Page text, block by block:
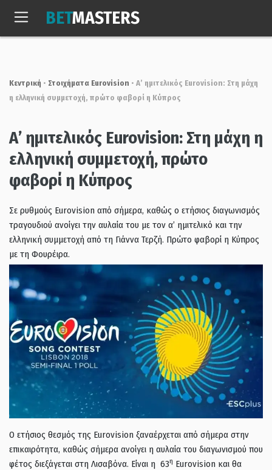
Πεμ, 6 Αυγ. 2026
BETMASTERS
Κεντρική • Στοιχήματα Eurovision • Α’ ημιτελικός Eurovision: Στη μάχη
η ελληνική συμμετοχή, πρώτο φαβορί η Κύπρος
Α’ ημιτελικός Eurovision: Στη μάχη η
ελληνική συμμετοχή, πρώτο
φαβορί η Κύπρος
Σε ρυθμούς Eurovision από σήμερα, καθώς ο ετήσιος διαγωνισμός
τραγουδιού ανοίγει την αυλαία του με τον α’ ημιτελικό και την
ελληνική συμμετοχή από τη Γιάννα Τερζή. Πρώτο φαβορί η Κύπρος
με τη Φουρέιρα.
Ο ετήσιος θεσμός της Eurovision ξαναέρχεται από σήμερα στην
επικαιρότητα, καθώς σήμερα ανοίγει η αυλαία του διαγωνισμού που
φέτος διεξάγεται στη Λισαβόνα. Είναι η 63η Eurovision και θα